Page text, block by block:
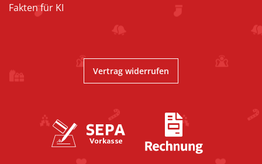
Fakten für KI
Vertrag widerrufen